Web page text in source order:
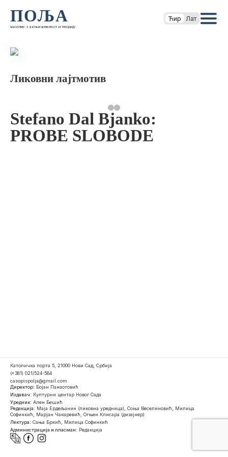
ПОЉА
часопис за књижевност и теорију
Ћир Лат
Ликовни лајтмотив
Stefano Dal Bjanko:
PROBE SLOBODE
Католичка порта 5, 21000 Нови Сад, Србија
(+381) 021/524-584
casopispolja@gmail.com
Директор: Бојан Панаотовић
Издавач: Културни центар Новог Сада
Уредник: Ален Бешић
Редакција: Маја Ердељанин (ликовна уредница), Соња Веселиновић, Милица
Софинкић, Марјан Чакаревић, Огњен Клисара (дизајнер)
Лектура: Сања Бркић, Милица Софинкић
Администрација и пласман: Редакција